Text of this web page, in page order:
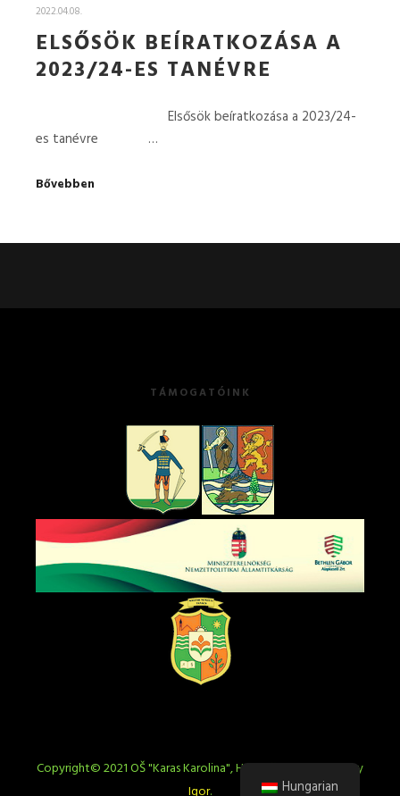
2022.04.08.
ELSŐSÖK BEÍRATKOZÁSA A
2023/24-ES TANÉVRE
Elsősök beíratkozása a 2023/24-
es tanévre …
Bővebben
TÁMOGATÓINK
Copyright© 2021 OŠ "Karas Karolina", Horgoš | Redesigned by
Hungarian